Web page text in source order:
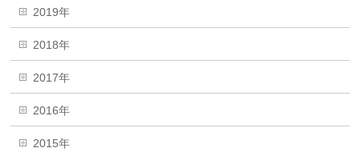
2019年
2018年
2017年
2016年
2015年